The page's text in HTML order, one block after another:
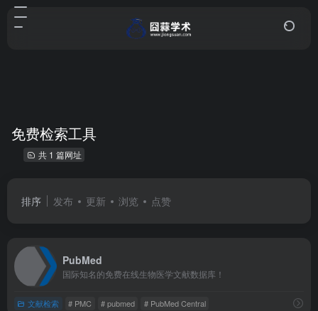
免费检索工具
共 1 篇网址
排序 发布 更新 浏览 点赞
PubMed
国际知名的免费在线生物医学文献数据库！
文献检索 # PMC # pubmed # PubMed Central